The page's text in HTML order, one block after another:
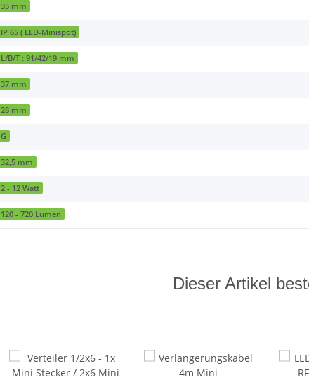
35 mm
IP 65 ( LED-Minispot)
L/B/T : 91/42/19 mm
37 mm
28 mm
G
32,5 mm
2 - 12 Watt
120 - 720 Lumen
Dieser Artikel